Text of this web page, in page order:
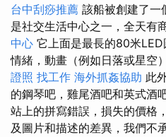
台中刮痧推薦 該船被創建了一
是社交生活中心之一，全天有
中心 它上面是最長的80米
情緒，動畫（例如日落或星空
證照 找工作 海外抓姦協助 此
的鋼琴吧，雞尾酒吧和英式酒
站上的拼寫錯誤，損失的價格
及圖片和描述的差異，我們不